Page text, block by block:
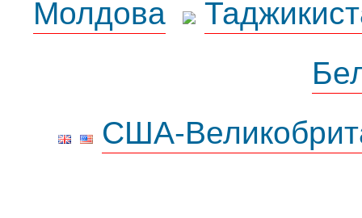
Молдова
США-